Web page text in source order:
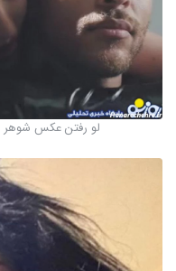
لو رفتن عکس شوهر